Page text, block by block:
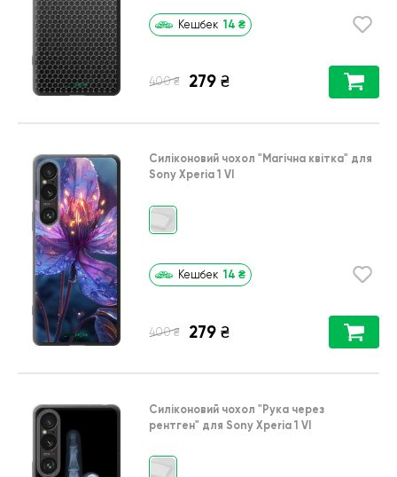
Кешбек 14 ₴
400 ₴ 279 ₴
Силіконовий чохол "Магічна квітка" для
Sony Xperia 1 VI
Кешбек 14 ₴
400 ₴ 279 ₴
Силіконовий чохол "Рука через
рентген" для Sony Xperia 1 VI